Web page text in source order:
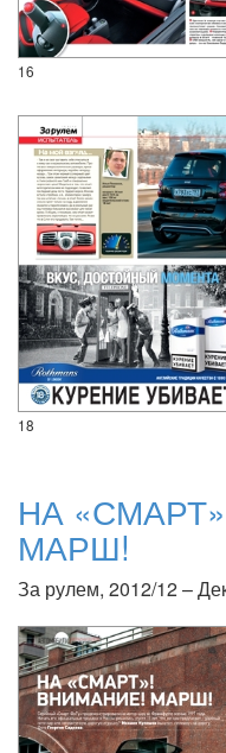
16
18
НА
МАРШ!
За рулем, 2012/12 –